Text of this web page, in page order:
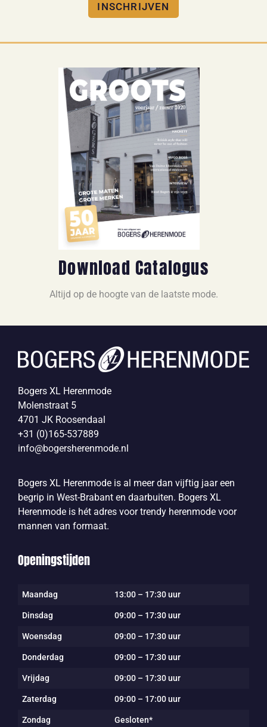
INSCHRIJVEN
Download Catalogus
Altijd op de hoogte van de laatste mode.
Bogers XL Herenmode
Molenstraat 5
4701 JK Roosendaal
+31 (0)165-537889
info@bogersherenmode.nl
Bogers XL Herenmode is al meer dan vijftig jaar een
begrip in West-Brabant en daarbuiten. Bogers XL
Herenmode is hét adres voor trendy herenmode voor
mannen van formaat.
Openingstijden
Maandag 13:00 – 17:30 uur
Dinsdag 09:00 – 17:30 uur
Woensdag 09:00 – 17:30 uur
Donderdag 09:00 – 17:30 uur
Vrijdag 09:00 – 17:30 uur
Zaterdag 09:00 – 17:00 uur
Zondag Gesloten*